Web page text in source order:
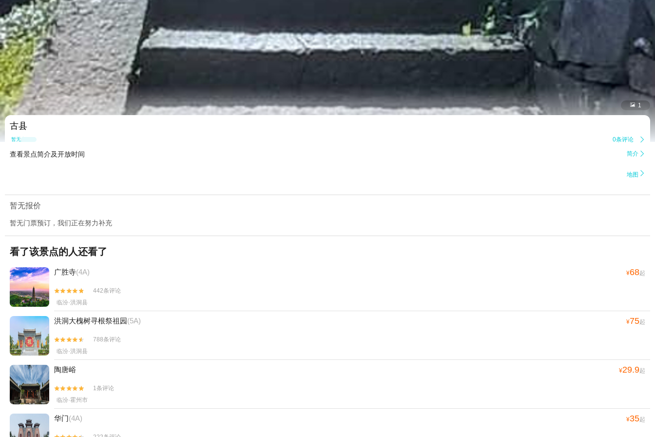
 1
古县
暂无点评 0条评论 
查看景点简介及开放时间 简介 
地图 
暂无报价
暂无门票预订，我们正在努力补充
看了该景点的人还看了
广胜寺(4A) ¥68起


442条评论
临汾·洪洞县
洪洞大槐树寻根祭祖园(5A) ¥75起


788条评论
临汾·洪洞县
陶唐峪 ¥29.9起


1条评论
临汾·霍州市
华门(4A) ¥35起